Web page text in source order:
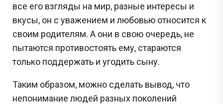
все его взгляды на мир, разные интересы и
вкусы, он с уважением и любовью относится к
своим родителям. А они в свою очередь, не
пытаются противостоять ему, стараются
только поддержать и угодить сыну.
Таким образом, можно сделать вывод, что
непонимание людей разных поколений